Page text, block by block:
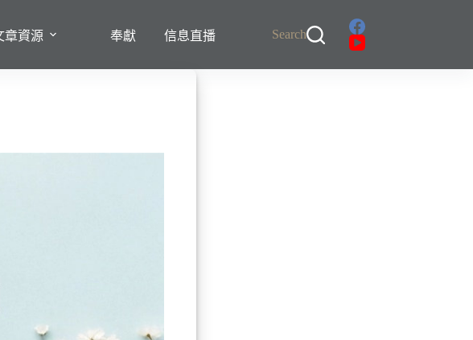
章資源 奉獻 信息直播 Search